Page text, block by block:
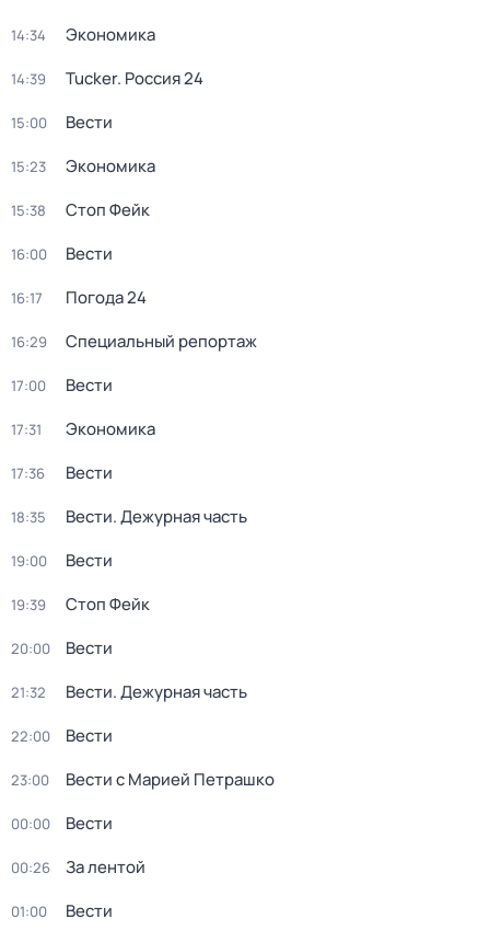
14:34 Экономика
14:39 Tucker. Россия 24
15:00 Вести
15:23 Экономика
15:38 Стоп Фейк
16:00 Вести
16:17 Погода 24
16:29 Специальный репортаж
17:00 Вести
17:31 Экономика
17:36 Вести
18:35 Вести. Дежурная часть
19:00 Вести
19:39 Стоп Фейк
20:00 Вести
21:32 Вести. Дежурная часть
22:00 Вести
23:00 Вести с Марией Петрашко
00:00 Вести
00:26 За лентой
01:00 Вести